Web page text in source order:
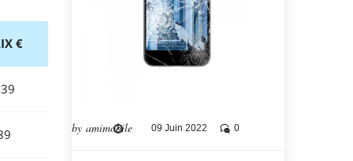
€
by amimobile 09 Juin 2022 0